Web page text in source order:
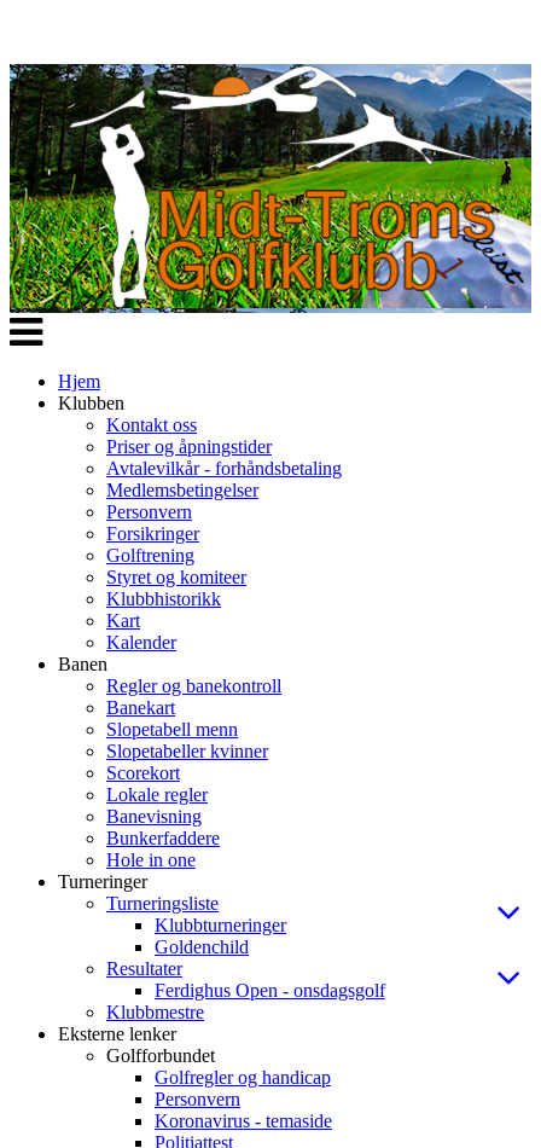
Veksle
navigasjon
Hjem
Klubben
Kontakt oss
Priser og åpningstider
Avtalevilkår - forhåndsbetaling
Medlemsbetingelser
Personvern
Forsikringer
Golftrening
Styret og komiteer
Klubbhistorikk
Kart
Kalender
Banen
Regler og banekontroll
Banekart
Slopetabell menn
Slopetabeller kvinner
Scorekort
Lokale regler
Banevisning
Bunkerfaddere
Hole in one
Turneringer
Turneringsliste
Klubbturneringer
Goldenchild
Resultater
Ferdighus Open - onsdagsgolf
Klubbmestre
Eksterne lenker
Golfforbundet
Golfregler og handicap
Personvern
Koronavirus - temaside
Politiattest